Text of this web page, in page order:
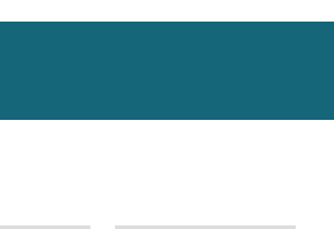
Stuttgart, Düsseldorf,